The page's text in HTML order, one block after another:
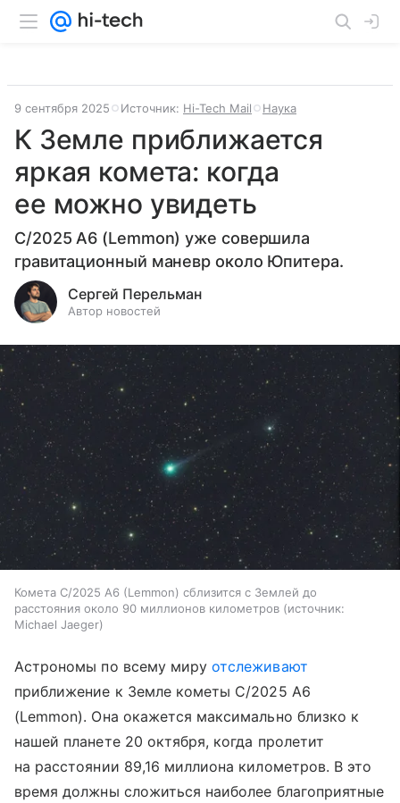
9 сентября 2025 Источник: Hi-Tech Mail Наука
К Земле приближается
яркая комета: когда
ее можно увидеть
С/2025 A6 (Lemmon) уже совершила
гравитационный маневр около Юпитера.
Сергей Перельман
Автор новостей
Комета C/2025 A6 (Lemmon) сблизится с Землей до
расстояния около 90 миллионов километров
источник:
Michael Jaeger
Астрономы по всему мируотслеживают
приближение к Земле кометы C/2025 A6
(Lemmon). Она окажется максимально близко к
нашей планете 20 октября, когда пролетит
на расстоянии 89,16 миллиона километров. В это
время должны сложиться наиболее благоприятные